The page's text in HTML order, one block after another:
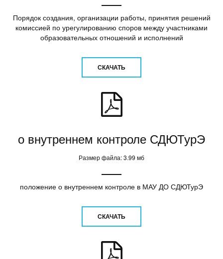
Порядок создания, организации работы, принятия решений
комиссией по урегулированию споров между участниками
образовательных отношений и исполнений
СКАЧАТЬ
о внутреннем контроле СДЮТурЭ
Размер файла: 3.99 мб
положение о внутреннем контроле в МАУ ДО СДЮТурЭ
СКАЧАТЬ